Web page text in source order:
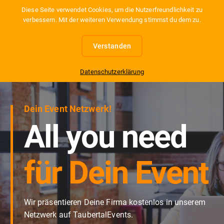
n
Dein Event Netzwerk!
All you need
für Dein Event
Wir präsentieren Deine Firma kostenlos in unserem
Netzwerk auf TaubertalEvents.
Diese Seite verwendet Cookies, um die Nutzerfreundlichkeit zu
verbessern. Mit der weiteren Verwendung stimmst du dem zu.
Verstanden
Datenschutzerklärung